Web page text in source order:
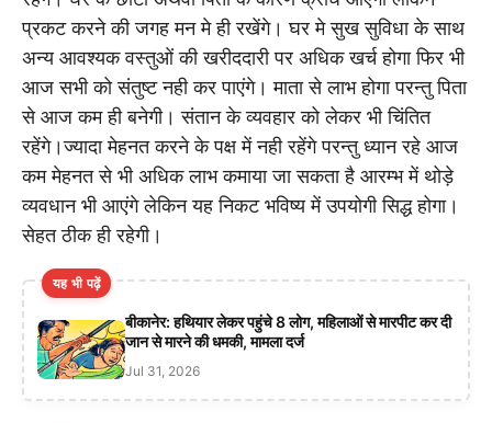
प्रकट करने की जगह मन मे ही रखेंगे। घर मे सुख सुविधा के साथ
अन्य आवश्यक वस्तुओं की खरीददारी पर अधिक खर्च होगा फिर भी
आज सभी को संतुष्ट नही कर पाएंगे। माता से लाभ होगा परन्तु पिता
से आज कम ही बनेगी। संतान के व्यवहार को लेकर भी चिंतित
रहेंगे।ज्यादा मेहनत करने के पक्ष में नही रहेंगे परन्तु ध्यान रहे आज
कम मेहनत से भी अधिक लाभ कमाया जा सकता है आरम्भ में थोड़े
व्यवधान भी आएंगे लेकिन यह निकट भविष्य में उपयोगी सिद्ध होगा।
सेहत ठीक ही रहेगी।
यह भी पढ़ें
बीकानेर: हथियार लेकर पहुंचे 8 लोग, महिलाओं से मारपीट कर दी
जान से मारने की धमकी, मामला दर्ज
Jul 31, 2026